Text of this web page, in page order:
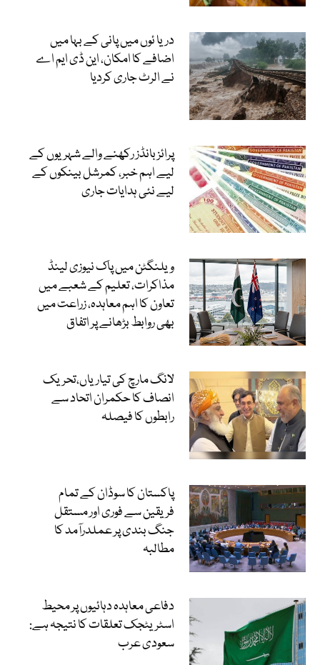
دریا ئوں میں پانی کے بہا میں
اضافے کا امکان، این ڈی ایم اے
نے الرٹ جاری کردیا
پرائز بانڈز رکھنے والے شہریوں کے
لیے اہم خبر، کمرشل بینکوں کے
لیے نئی ہدایات جاری
ویلنگٹن میں پاک نیوزی لینڈ
مذاکرات، تعلیم کے شعبے میں
تعاون کا اہم معاہدہ، زراعت میں
بھی روابط بڑھانے پر اتفاق
لانگ مارچ کی تیاریاں،تحریک
انصاف کا حکمران اتحاد سے
رابطوں کا فیصلہ
پاکستان کا سوڈان کے تمام
فریقین سے فوری اور مستقل
جنگ بندی پر عملدرآمد کا
مطالبہ
دفاعی معاہدہ دہائیوں پر محیط
اسٹریٹجک تعلقات کا نتیجہ ہے:
سعودی عرب